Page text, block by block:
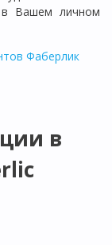
в Вашем личном
Фаберлик
в